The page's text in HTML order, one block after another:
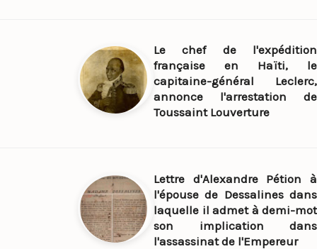
Le chef de l'expédition
française en Haïti, le
capitaine-général Leclerc,
annonce l'arrestation de
Toussaint Louverture
Lettre d'Alexandre Pétion à
l'épouse de Dessalines dans
laquelle il admet à demi-mot
son implication dans
l'assassinat de l'Empereur